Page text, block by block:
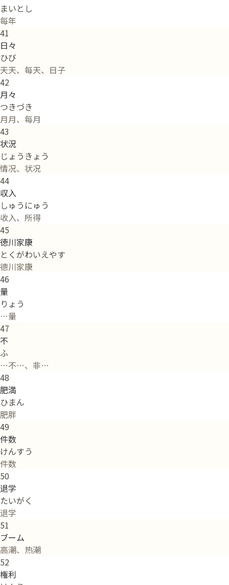
まいとし
每年
41
日々
ひび
天天、每天、日子
42
月々
つきづき
月月、每月
43
状況
じょうきょう
情况、状况
44
収入
しゅうにゅう
收入、所得
45
徳川家康
とくがわいえやす
德川家康
46
量
りょう
…量
47
不
ふ
…不…、非…
48
肥満
ひまん
肥胖
49
件数
けんすう
件数
50
退学
たいがく
退学
51
ブーム
高潮、热潮
52
権利